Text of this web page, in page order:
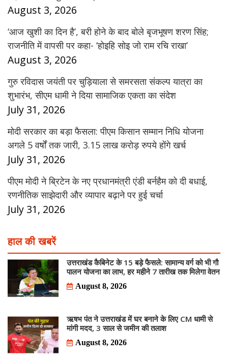
August 3, 2026
‘आज खुशी का दिन है’, बरी होने के बाद बोले बृजभूषण शरण सिंह;
राजनीति में वापसी पर कहा- ‘होइहि सोइ जो राम रचि राखा’
August 3, 2026
गुरु रविदास जयंती पर चुड़ियाला से समरसता संकल्प यात्रा का
शुभारंभ, सीएम धामी ने दिया सामाजिक एकता का संदेश
July 31, 2026
मोदी सरकार का बड़ा फैसला: पीएम किसान सम्मान निधि योजना
अगले 5 वर्षों तक जारी, 3.15 लाख करोड़ रुपये होंगे खर्च
July 31, 2026
पीएम मोदी ने ब्रिटेन के नए प्रधानमंत्री एंडी बर्नहैम को दी बधाई,
रणनीतिक साझेदारी और व्यापार बढ़ाने पर हुई चर्चा
July 31, 2026
हाल की खबरें
उत्तराखंड कैबिनेट के 15 बड़े फैसले: सामान्य वर्ग को भी गौ
पालन योजना का लाभ, हर महीने 7 तारीख तक मिलेगा वेतन
August 8, 2026
ऋषभ पंत ने उत्तराखंड में घर बनाने के लिए CM धामी से
मांगी मदद, 3 साल से जमीन की तलाश
August 8, 2026